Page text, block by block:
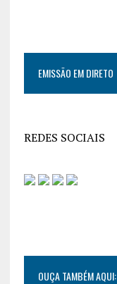
EMISSÃO EM DIRETO
REDES SOCIAIS
OUÇA TAMBÉM AQUI: